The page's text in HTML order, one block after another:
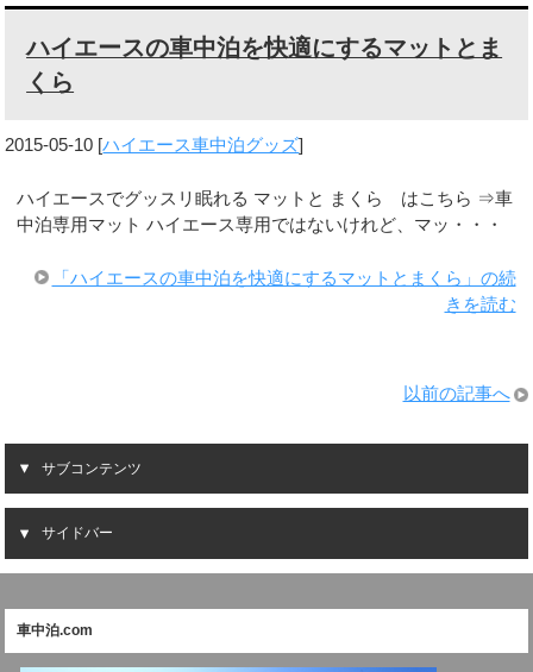
ハイエースの車中泊を快適にするマットとま
くら
2015-05-10 [ハイエース車中泊グッズ]
ハイエースでグッスリ眠れる マットと まくら はこちら ⇒車
中泊専用マット ハイエース専用ではないけれど、マッ・・・
「ハイエースの車中泊を快適にするマットとまくら」の続
きを読む
以前の記事へ
サブコンテンツ
サイドバー
車中泊.com